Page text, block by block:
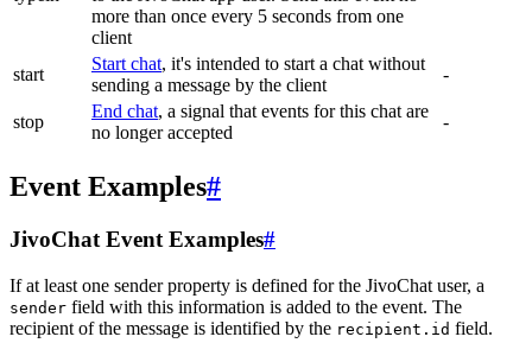
more than once every 5 seconds from one
client
start
Start chat, it's intended to start a chat without
sending a message by the client
-
stop
End chat, a signal that events for this chat are
no longer accepted
-
Event Examples#
JivoChat Event Examples#
If at least one sender property is defined for the JivoChat user, a
sender field with this information is added to the event. The
recipient of the message is identified by the recipient.id field.